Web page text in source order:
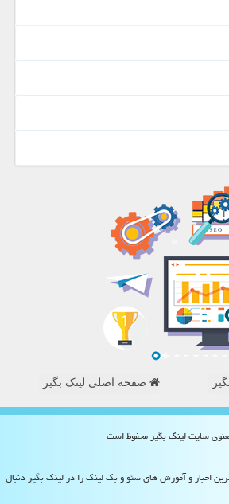
صفحه اصلی لینک بگیر
اخبار و آموزش های سئو و بک لینک را در لینک بگیر دنبال